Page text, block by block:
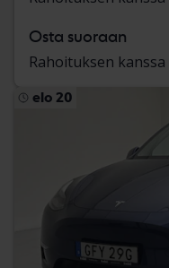
Osta suoraan
Rahoituksen kanssa
elo 20